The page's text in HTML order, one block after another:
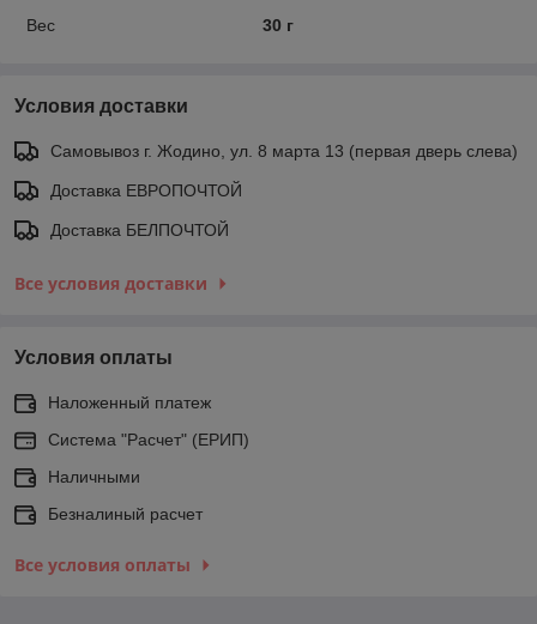
Вес
30 г
Условия доставки
Самовывоз г. Жодино, ул. 8 марта 13 (первая дверь слева)
Доставка ЕВРОПОЧТОЙ
Доставка БЕЛПОЧТОЙ
Все условия доставки
Условия оплаты
Наложенный платеж
Система "Расчет" (ЕРИП)
Наличными
Безналиный расчет
Все условия оплаты